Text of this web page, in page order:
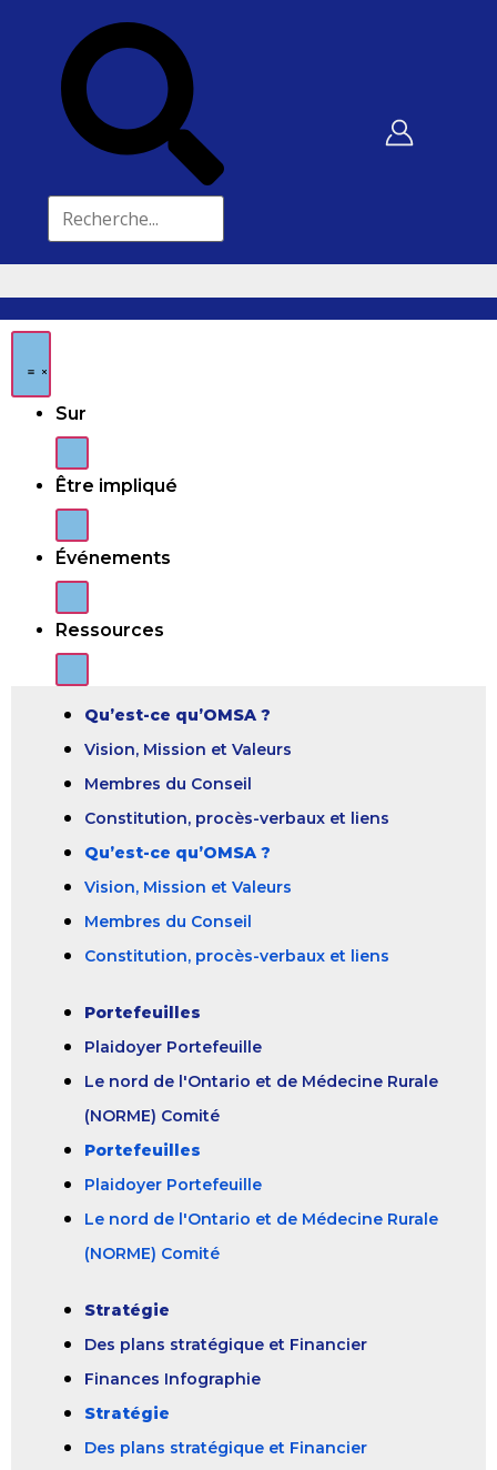
Sur
Être impliqué
Événements
Ressources
Qu’est-ce qu’OMSA ?
Vision, Mission et Valeurs
Membres du Conseil
Constitution, procès-verbaux et liens
Qu’est-ce qu’OMSA ?
Vision, Mission et Valeurs
Membres du Conseil
Constitution, procès-verbaux et liens
Portefeuilles
Plaidoyer Portefeuille
Le nord de l'Ontario et de Médecine Rurale
(NORME) Comité
Portefeuilles
Plaidoyer Portefeuille
Le nord de l'Ontario et de Médecine Rurale
(NORME) Comité
Stratégie
Des plans stratégique et Financier
Finances Infographie
Stratégie
Des plans stratégique et Financier